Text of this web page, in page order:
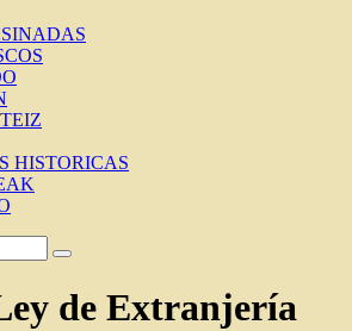
HISTORICAS
de Extranjería